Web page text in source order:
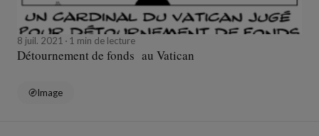
8 juil. 2021 1 min de lecture
Détournement de fonds au Vatican
Image